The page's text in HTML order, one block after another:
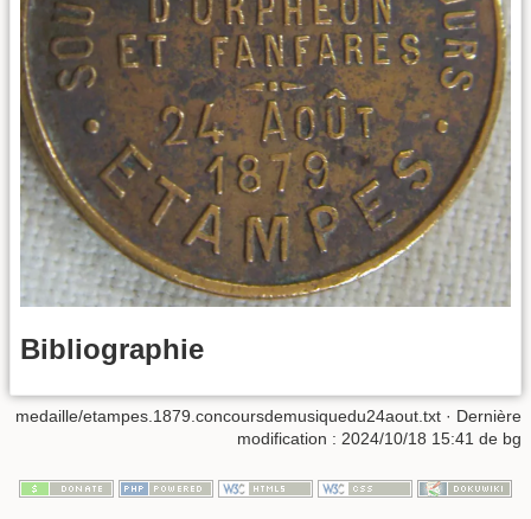
Bibliographie
medaille/etampes.1879.concoursdemusiquedu24aout.txt · Dernière
modification : 2024/10/18 15:41 de bg